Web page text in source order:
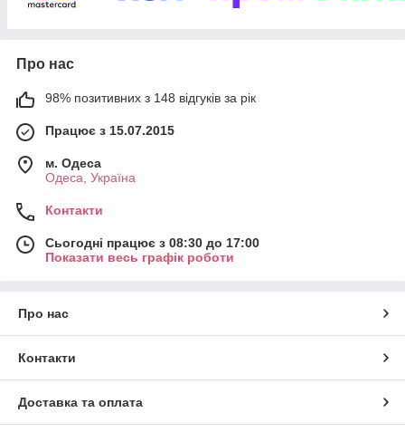
Про нас
98% позитивних з 148 відгуків за рік
Працює з 15.07.2015
м. Одеса
Одеса, Україна
Контакти
Сьогодні працює з 08:30 до 17:00
Показати весь графік роботи
Про нас
Контакти
Доставка та оплата